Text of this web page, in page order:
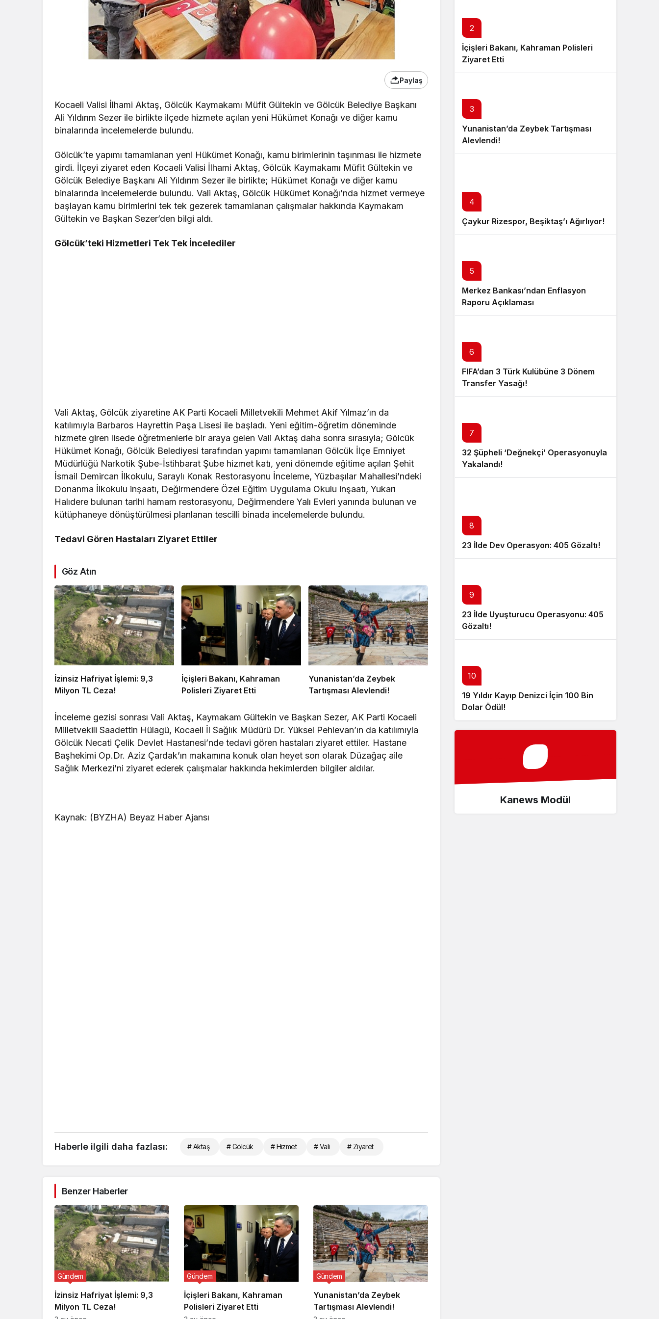
Paylaş
Kocaeli Valisi İlhami Aktaş, Gölcük Kaymakamı Müfit Gültekin ve Gölcük Belediye Başkanı
Ali Yıldırım Sezer ile birlikte ilçede hizmete açılan yeni Hükümet Konağı ve diğer kamu
binalarında incelemelerde bulundu.
Gölcük’te yapımı tamamlanan yeni Hükümet Konağı, kamu birimlerinin taşınması ile hizmete
girdi. İlçeyi ziyaret eden Kocaeli Valisi İlhami Aktaş, Gölcük Kaymakamı Müfit Gültekin ve
Gölcük Belediye Başkanı Ali Yıldırım Sezer ile birlikte; Hükümet Konağı ve diğer kamu
binalarında incelemelerde bulundu. Vali Aktaş, Gölcük Hükümet Konağı’nda hizmet vermeye
başlayan kamu birimlerini tek tek gezerek tamamlanan çalışmalar hakkında Kaymakam
Gültekin ve Başkan Sezer’den bilgi aldı.
Gölcük’teki Hizmetleri Tek Tek İncelediler
Vali Aktaş, Gölcük ziyaretine AK Parti Kocaeli Milletvekili Mehmet Akif Yılmaz’ın da
katılımıyla Barbaros Hayrettin Paşa Lisesi ile başladı. Yeni eğitim-öğretim döneminde
hizmete giren lisede öğretmenlerle bir araya gelen Vali Aktaş daha sonra sırasıyla; Gölcük
Hükümet Konağı, Gölcük Belediyesi tarafından yapımı tamamlanan Gölcük İlçe Emniyet
Müdürlüğü Narkotik Şube-İstihbarat Şube hizmet katı, yeni dönemde eğitime açılan Şehit
İsmail Demircan İlkokulu, Saraylı Konak Restorasyonu İnceleme, Yüzbaşılar Mahallesi’ndeki
Donanma İlkokulu inşaatı, Değirmendere Özel Eğitim Uygulama Okulu inşaatı, Yukarı
Halıdere bulunan tarihi hamam restorasyonu, Değirmendere Yalı Evleri yanında bulunan ve
kütüphaneye dönüştürülmesi planlanan tescilli binada incelemelerde bulundu.
Tedavi Gören Hastaları Ziyaret Ettiler
Göz Atın
İzinsiz Hafriyat İşlemi: 9,3
Milyon TL Ceza!
İçişleri Bakanı, Kahraman
Polisleri Ziyaret Etti
Yunanistan’da Zeybek
Tartışması Alevlendi!
İnceleme gezisi sonrası Vali Aktaş, Kaymakam Gültekin ve Başkan Sezer, AK Parti Kocaeli
Milletvekili Saadettin Hülagü, Kocaeli İl Sağlık Müdürü Dr. Yüksel Pehlevan’ın da katılımıyla
Gölcük Necati Çelik Devlet Hastanesi’nde tedavi gören hastaları ziyaret ettiler. Hastane
Başhekimi Op.Dr. Aziz Çardak’ın makamına konuk olan heyet son olarak Düzağaç aile
Sağlık Merkezi’ni ziyaret ederek çalışmalar hakkında hekimlerden bilgiler aldılar.
Kaynak: (BYZHA) Beyaz Haber Ajansı
Haberle ilgili daha fazlası: # Aktaş # Gölcük # Hizmet # Vali # Ziyaret
Benzer Haberler
İzinsiz Hafriyat İşlemi: 9,3
Milyon TL Ceza!
Gündem
İçişleri Bakanı, Kahraman
Polisleri Ziyaret Etti
Gündem
Yunanistan’da Zeybek
Tartışması Alevlendi!
Gündem
2
İçişleri Bakanı, Kahraman Polisleri
Ziyaret Etti
3
Yunanistan’da Zeybek Tartışması
Alevlendi!
4
Çaykur Rizespor, Beşiktaş’ı Ağırlıyor!
5
Merkez Bankası’ndan Enflasyon
Raporu Açıklaması
6
FIFA’dan 3 Türk Kulübüne 3 Dönem
Transfer Yasağı!
7
32 Şüpheli ‘Değnekçi’ Operasyonuyla
Yakalandı!
8
23 İlde Dev Operasyon: 405 Gözaltı!
9
23 İlde Uyuşturucu Operasyonu: 405
Gözaltı!
10
19 Yıldır Kayıp Denizci İçin 100 Bin
Dolar Ödül!
Kanews Modül